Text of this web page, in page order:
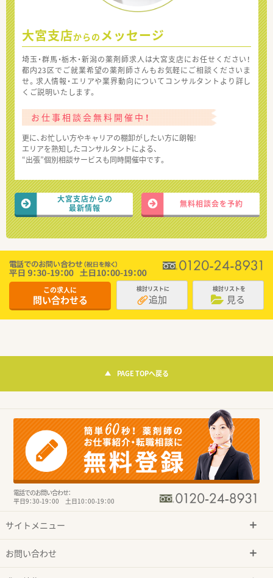
大宮支店からの メッセージ
埼玉・群馬・栃木・新潟の薬剤師求人は大宮支店にお任せください！
都内23区でご就業希望の薬剤師さんもお気軽にご相談くださいま
せ。求人情報・エリアや業界動向についてコンサルタントより詳し
くご説明いたします。
お仕事相談会無料開催中！
更に、お忙しい方やキャリアの棚卸がしたい方に朗報!
エリアを熟知したコンサルタントによる、
“出張”個別相談サービスも同時開催中です。
大宮支店からの
最新情報
無料相談会を予約
この求人に
問い合わせる
検討リストに
追加
検討リストを
見る
PAGE TOPへ戻る
電話でのお問い合わせ：
平日9：30-19：00 土日10：00-19：00
サイトメニュー
お問い合わせ